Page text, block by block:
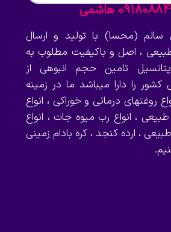
هاشمی
(محسا) با تولید و ارسال
، اصل و باکیفیت مطلوب به
تامین حجم انبوهی از
را دارا میباشد ما در زمینه
روغنهای درمانی و خوراکی ، انواع
، انواع رب میوه جات ، انواع
، ارده کنجد ، کره بادام زمینی